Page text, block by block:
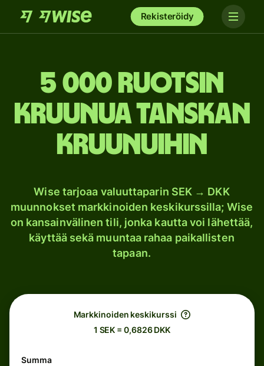
Rekisteröidy
5 000 Ruotsin
kruunua Tanskan
kruunuihin
Wise tarjoaa valuuttaparin SEK → DKK
muunnokset markkinoiden keskikurssilla; Wise
on kansainvälinen tili, jonka kautta voi lähettää,
käyttää sekä muuntaa rahaa paikallisten
tapaan.
Markkinoiden keskikurssi
1 SEK = 0,6826 DKK
Summa